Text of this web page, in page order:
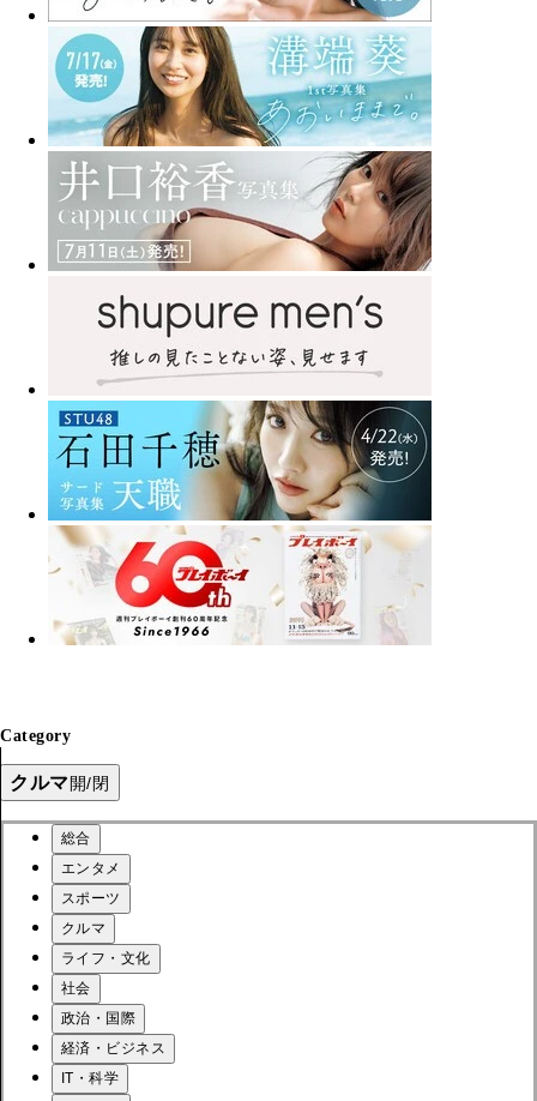
Category
クルマ開/閉
総合
エンタメ
スポーツ
クルマ
ライフ・文化
社会
政治・国際
経済・ビジネス
IT・科学